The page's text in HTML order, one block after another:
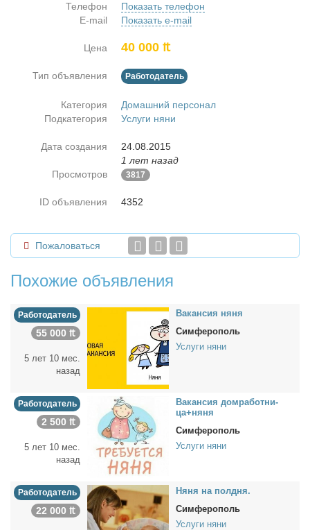
Телефон
Показать телефон
E-mail
Показать e-mail
Цена 40 000 ₶
Тип объявления Работодатель
Категория
Домашний персонал
Подкатегория
Услуги няни
Дата создания
24.08.2015
1 лет назад
Просмотров
3817
ID объявления 4352
Пожаловаться
Похожие объявления
Работодатель
55 000 ₶
5 лет 10 мес.
назад
Ва­кан­сия ня­ня
Симферополь
Услуги няни
Работодатель
2 500 ₶
5 лет 10 мес.
назад
Ва­кан­сия дом­ра­бот­ни­
ца+ня­ня
Симферополь
Услуги няни
Работодатель
22 000 ₶
Ня­ня на пол­дня.
Симферополь
Услуги няни